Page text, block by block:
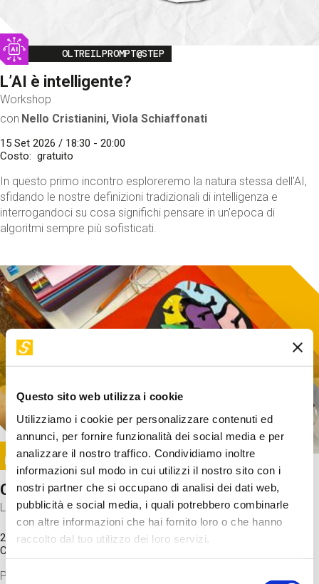
Questo sito web utilizza i cookie
Utilizziamo i cookie per personalizzare contenuti ed
annunci, per fornire funzionalità dei social media e per
analizzare il nostro traffico. Condividiamo inoltre
informazioni sul modo in cui utilizzi il nostro sito con i
nostri partner che si occupano di analisi dei dati web,
pubblicità e social media, i quali potrebbero combinarle
con altre informazioni che hai fornito loro o che hanno
raccolto dal tuo utilizzo dei loro servizi.
Selezione
Image
OLTREILPROMPT@STEP
L’AI è intelligente?
Workshop
con Nello Cristianini, Viola Schiaffonati
15 Set 2026 / 18:30 - 20:00
Costo
gratuito
In questo primo incontro esploreremo la natura stessa dell'AI,
sfidando le nostre definizioni tradizionali di intelligenza e
interrogandoci su cosa significhi pensare in un'epoca di
algoritmi sempre più sofisticati.
Image
SUNDAY@STEP
Come funziona il cervello?
Laboratorio
20 Set 2026 / 11:15 - 13:00
Costo
Proveremo a costruire un cervello in cartoncino cercando di